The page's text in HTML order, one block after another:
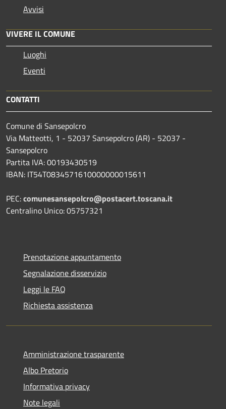
Avvisi
VIVERE IL COMUNE
Luoghi
Eventi
CONTATTI
Comune di Sansepolcro
Via Matteotti, 1 - 52037 Sansepolcro (AR) - 52037 -
Sansepolcro
Partita IVA: 00193430519
IBAN: IT54T0834571610000000015611
PEC:comunesansepolcro@postacert.toscana.it
Centralino Unico: 05757321
Prenotazione appuntamento
Segnalazione disservizio
Leggi le FAQ
Richiesta assistenza
Amministrazione trasparente
Albo Pretorio
Informativa privacy
Note legali